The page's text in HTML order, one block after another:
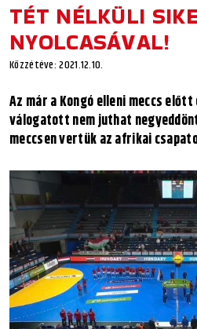
TÉT NÉLKÜLI
NYOLCASÁVAL!
Közzétéve: 2021.12.10.
Az már a Kongó elleni meccs
válogatott nem juthat
meccsen vertük az afrikai